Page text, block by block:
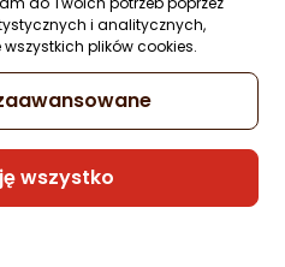
i analitycznych,
plików cookies.
wszystko